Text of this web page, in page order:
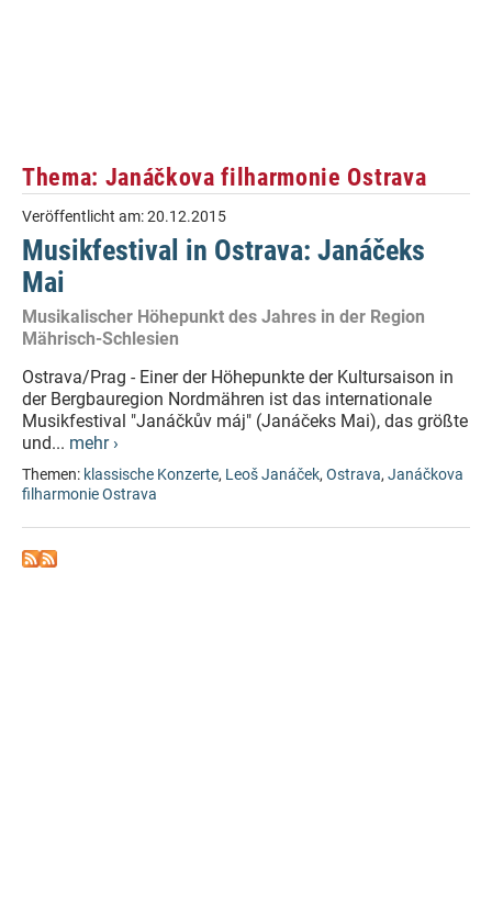
Thema: Janáčkova filharmonie Ostrava
Veröffentlicht am:20.12.2015
Musikfestival in Ostrava: Janáčeks
Mai
Musikalischer Höhepunkt des Jahres in der Region
Mährisch-Schlesien
Ostrava/Prag - Einer der Höhepunkte der Kultursaison in
der Bergbauregion Nordmähren ist das internationale
Musikfestival "Janáčkův máj" (Janáčeks Mai), das größte
und... mehr ›
Themen: klassische Konzerte, Leoš Janáček, Ostrava, Janáčkova
filharmonie Ostrava